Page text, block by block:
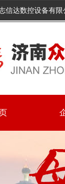
信达数控设备有限